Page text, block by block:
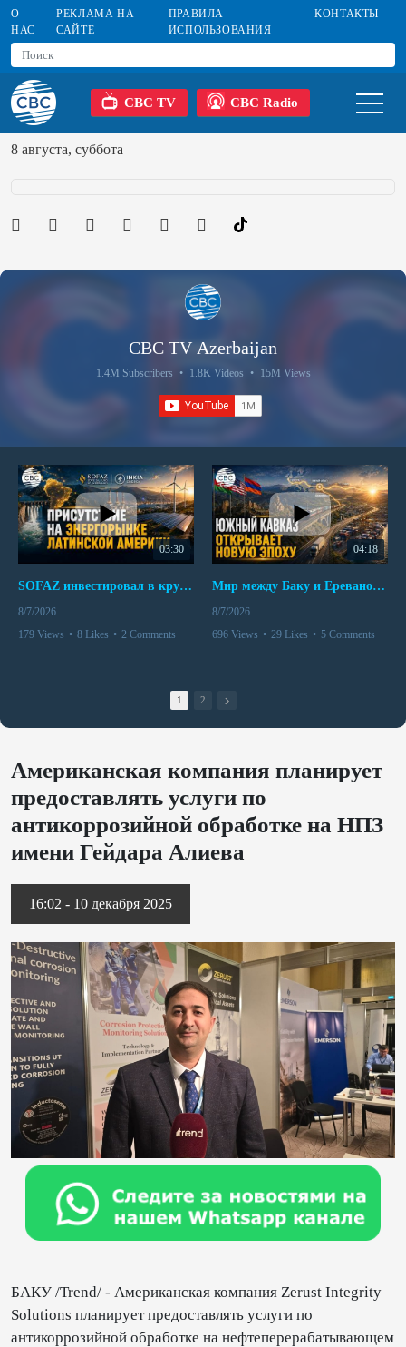
О
НАС
РЕКЛАМА НА
САЙТЕ
ПРАВИЛА
ИСПОЛЬЗОВАНИЯ
КОНТАКТЫ
CBC TV CBC Radio
8 августа, суббота
CBC TV Azerbaijan
1.4M Subscribers • 1.8K Videos • 15M Views
03:30
SOFAZ инвестировал в крупнейшего независимого производителя электроэнергии Перу
8/7/2026
179 Views • 8 Likes • 2 Comments
04:18
Мир между Баку и Ереваном запускает крупные логистические проекты
8/7/2026
696 Views • 29 Likes • 5 Comments
1 2
Американская компания планирует
предоставлять услуги по
антикоррозийной обработке на НПЗ
имени Гейдара Алиева
16:02 - 10 декабря 2025
БАКУ /Trend/ - Американская компания Zerust Integrity
Solutions планирует предоставлять услуги по
антикоррозийной обработке на нефтеперерабатывающем